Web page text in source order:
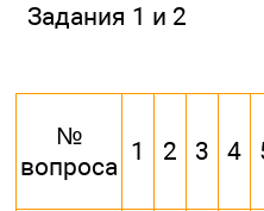
Задания 1 и 2
№
вопроса
1 2 3 4